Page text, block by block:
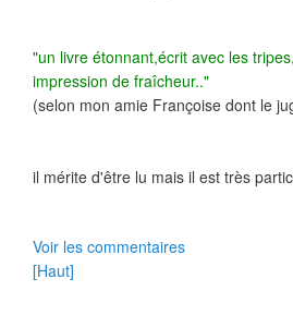
"un livre étonnant,écrit avec les
impression de fraîcheur.."
(selon mon amie Françoise dont le
il mérite d'être lu mais il est très
Voir les commentaires
[Haut]